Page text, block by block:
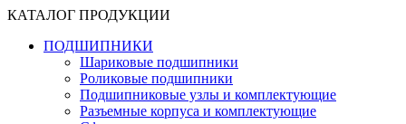
КАТАЛОГ ПРОДУКЦИИ
ПОДШИПНИКИ
Шариковые подшипники
Роликовые подшипники
Подшипниковые узлы и комплектующие
Разъемные корпуса и комплектующие